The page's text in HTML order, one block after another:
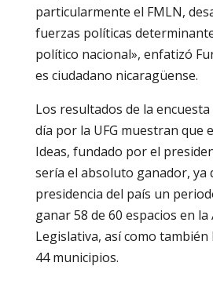
particularmente el FMLN,
fuerzas políticas
político nacional», enfatizó
es ciudadano nicaragüense.
Los resultados de la
día por la UFG muestran que
Ideas, fundado por el
sería el absoluto ganador, ya
presidencia del país un
ganar 58 de 60 espacios en la
Legislativa, así como también
44 municipios.